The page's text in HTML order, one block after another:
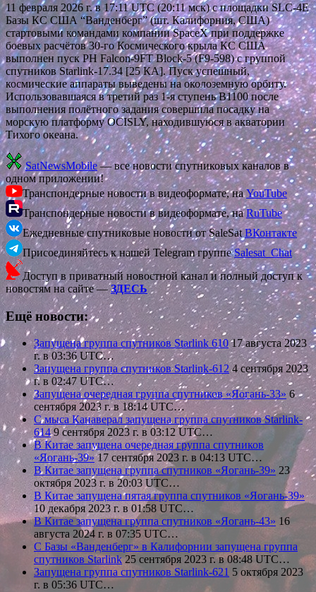
11 февраля 2026 г. в 17:11 UTC (20:11 мск) с площадки SLC-4Е
Базы КС США “Ванденберг” (шт. Калифорния, США)
стартовыми командами компании SpaceX при поддержке
боевых расчётов 30-го Космического крыла КС США
выполнен пуск РН Falcon-9FT Block-5 (F9-598) с группой
спутников Starlink-17.34 [25 КА]. Пуск успешный,
космические аппараты выведены на околоземную орбиту.
Использовавшаяся в третий раз 1-я ступень В1100 после
выполнения полётного задания совершила посадку на
морскую платформу OCISLY, находившуюся в акватории
Тихого океана.
SatNewsMobile— все новости спутниковых каналов в
одном приложении!
Транспондерные новости в видеоформате, наYouTube
Транспондерные новости в видеоформате, наRuTube
Ежедневные спутниковые новости от SaleSatВКонтакте
Присоединяйтесь к нашей Telegram группеSalesat_Chat
Доступ в приватный новостной канал и полный доступ к
новостям на сайте —ЗДЕСЬ
Ещё новости:
Запущена группа спутников Starlink 61017 августа 2023
г. в 03:36 UTC…
Запущена группа спутников Starlink-612 4 сентября 2023
г. в 02:47 UTC…
Запущена очередная группа спутников «Яогань-33» 6
сентября 2023 г. в 18:14 UTC…
С мыса Канаверал запущена группа спутников Starlink-
6149 сентября 2023 г. в 03:12 UTC…
В Китае запущена очередная группа спутников
«Яогань-39»17 сентября 2023 г. в 04:13 UTC…
В Китае запущена группа спутников «Яогань-39» 23
октября 2023 г. в 20:03 UTC…
В Китае запущена пятая группа спутников «Яогань-39»
10 декабря 2023 г. в 01:58 UTC…
В Китае запущена группа спутников «Яогань-43» 16
августа 2024 г. в 07:35 UTC…
С Базы «Ванденберг» в Калифорнии запущена группа
спутников Starlink25 сентября 2023 г. в 08:48 UTC…
Запущена группа спутников Starlink-621 5 октября 2023
г. в 05:36 UTC…